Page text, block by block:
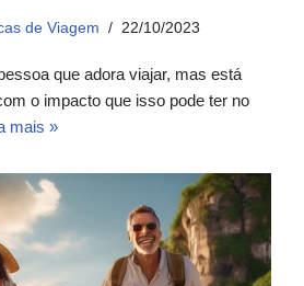
de Viagem 22/10/2023
que adora viajar, mas está
o impacto que isso pode ter no
mais »